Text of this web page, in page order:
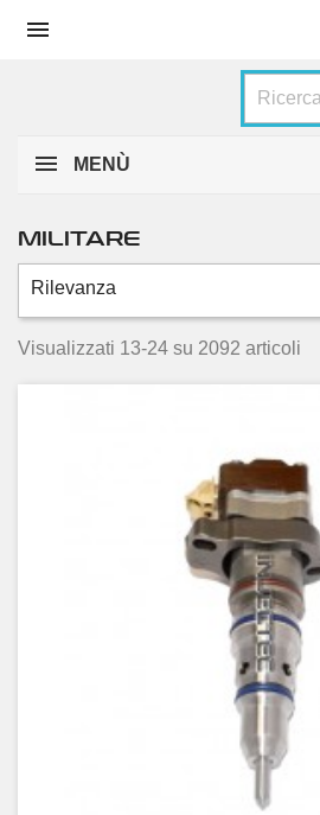

MENÙ
Army
2091
MILITARE
Rilevanza
Visualizzati 13-24 su 2092 articoli